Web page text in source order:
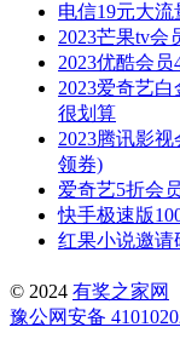
电信19元大
2023芒果tv会
2023优酷会
2023爱奇艺
很划算
2023腾讯影
领券)
爱奇艺5折会
快手极速版
红果小说邀请
© 2024 有奖之家网
豫公网安备